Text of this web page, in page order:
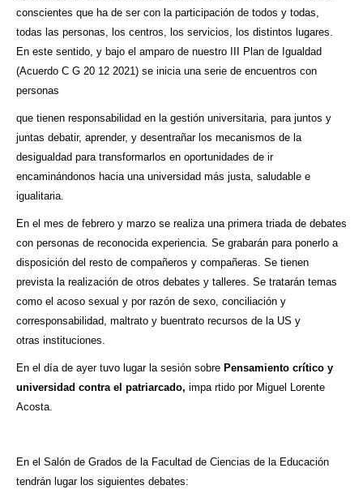
conscientes que ha de ser con la participación de todos y todas,
todas las personas, los centros, los servicios, los distintos lugares.
En este sentido, y bajo el amparo de nuestro III Plan de Igualdad
(Acuerdo C G 20 12 2021) se inicia una serie de encuentros con
personas
que tienen responsabilidad en la gestión universitaria, para juntos y
juntas debatir, aprender, y desentrañar los mecanismos de la
desigualdad para transformarlos en oportunidades de ir
encaminándonos hacia una universidad más justa, saludable e
igualitaria.
En el mes de febrero y marzo se realiza una primera triada de debates
con personas de reconocida experiencia. Se grabarán para ponerlo a
disposición del resto de compañeros y compañeras. Se tienen
prevista la realización de otros debates y talleres. Se tratarán temas
como el acoso sexual y por razón de sexo, conciliación y
corresponsabilidad, maltrato y buentrato recursos de la US y
otras instituciones.
En el día de ayer tuvo lugar la sesión sobre Pensamiento crítico y
universidad contra el patriarcado, impa rtido por Miguel Lorente
Acosta.
En el Salón de Grados de la Facultad de Ciencias de la Educación
tendrán lugar los siguientes debates: